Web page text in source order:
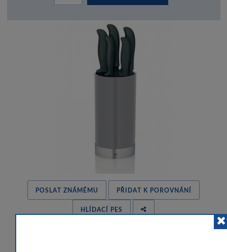
POSLAT ZNÁMÉMU PŘIDAT K POROVNÁNÍ
HLÍDACÍ PES